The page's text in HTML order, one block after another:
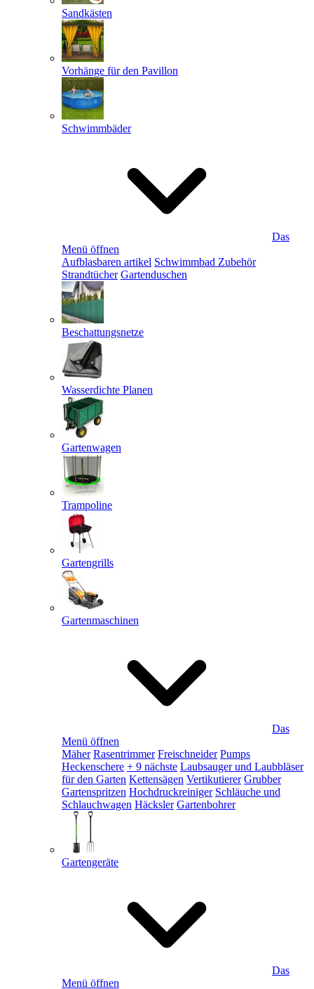
Sandkästen
Vorhänge für den Pavillon
Schwimmbäder
Das
Menü öffnen
Aufblasbaren artikel Schwimmbad Zubehör
Strandtücher Gartenduschen
Beschattungsnetze
Wasserdichte Planen
Gartenwagen
Trampoline
Gartengrills
Gartenmaschinen
Das
Menü öffnen
Mäher Rasentrimmer Freischneider Pumps
Heckenschere + 9 nächste Laubsauger und Laubbläser
für den Garten Kettensägen Vertikutierer Grubber
Gartenspritzen Hochdruckreiniger Schläuche und
Schlauchwagen Häcksler Gartenbohrer
Gartengeräte
Das
Menü öffnen